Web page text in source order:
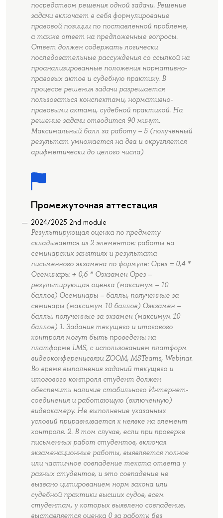
посредством решения одной задачи. Решение
задачи включает в себя формулирование
правовой позиции по поставленной проблеме,
а также ответ на предложенные вопросы.
Ответ должен содержать логически
последовательные рассуждения со ссылкой на
проанализированные положения нормативно-
правовых актов и судебную практику. В
процессе решения задачи разрешается
пользоваться конспектами, нормативно-
правовыми актами, судебной практикой. На
решение задачи отводится 90 минут.
Максимальный балл за работу – 5 (полученный
результат умножается на два и округляется
арифметически до целого числа)
Промежуточная аттестация
2024/2025 2nd module
Результирующая оценка по предмету
складывается из 2 элементов: работы на
семинарских занятиях и результата
письменного экзамена по формуле: Орез = 0,4 *
Осеминары + 0,6 * Оэкзамен Орез –
результирующая оценка (максимум – 10
баллов) Осеминары – баллы, полученные за
семинары (максимум 10 баллов) Оэкзамен –
баллы, полученные за экзамен (максимум 10
баллов) 1. Задания текущего и итогового
контроля могут быть проведены на
платформе LMS, с использованием платформ
видеоконференцсвязи ZOOM, MSTeams, Webinar.
Во время выполнения заданий текущего и
итогового контроля студент должен
обеспечить наличие стабильного Интернет-
соединения и работающую (включенную)
видеокамеру. Не выполнение указанных
условий приравнивается к неявке на элемент
контроля. 2. В том случае, если при проверке
письменных работ студентов, включая
экзаменационные работы, выявляется полное
или частичное совпадение текста ответа у
разных студентов, и это совпадение не
вызвано цитированием норм закона или
судебной практики высших судов, всем
студентам, у которых выявлено совпадение,
выставляется оценка 0 за работу, без